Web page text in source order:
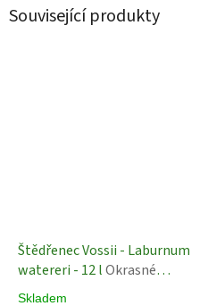
Související produkty
Štědřenec Vossii - Laburnum
watereri - 12 lOkrasné
stromy
Skladem